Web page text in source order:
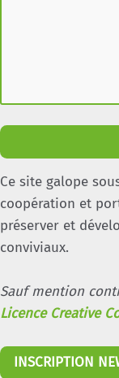
Ce site galope
coopération et
préserver et
conviviaux.
Sauf mention
Licence Creative
INSCRIPTION